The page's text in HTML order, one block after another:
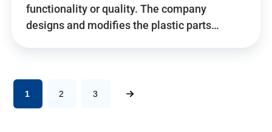
functionality or quality. The company
designs and modifies the plastic parts…
1 2 3